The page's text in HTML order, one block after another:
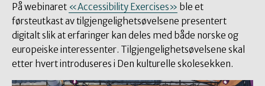
På webinaret «Accessibility Exercises» ble et
førsteutkast av tilgjengelighetsøvelsene presentert
digitalt slik at erfaringer kan deles med både norske og
europeiske interessenter. Tilgjengelighetsøvelsene skal
etter hvert introduseres i Den kulturelle skolesekken.